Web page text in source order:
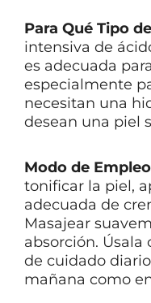
Para Qué Tipo
intensiva de
es adecuada
especialmente
necesitan una
desean una piel
Modo de
tonificar la piel,
adecuada de
Masajear
absorción.
de cuidado
mañana como